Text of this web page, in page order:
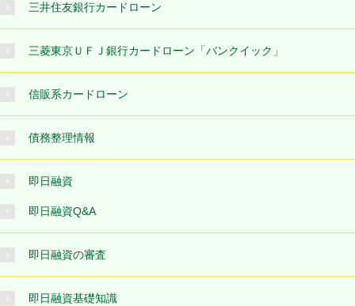
三井住友銀行カードローン
三菱東京ＵＦＪ銀行カードローン「バンクイック」
信販系カードローン
債務整理情報
即日融資
即日融資Q&A
即日融資の審査
即日融資基礎知識